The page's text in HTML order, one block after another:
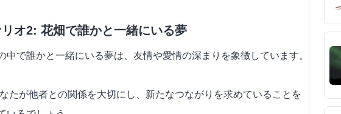
リオ2: 花畑で誰かと一緒にいる夢
中で誰かと一緒にいる夢は、友情や愛情の深まりを象徴しています。
たが他者との関係を大切にし、新たなつながりを求めていることを